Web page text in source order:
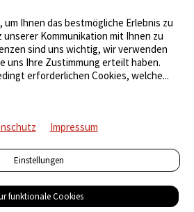
um Ihnen das bestmögliche Erlebnis zu
unserer Kommunikation mit Ihnen zu
sind uns wichtig, wir verwenden
uns Ihre Zustimmung erteilt haben.
erforderlichen Cookies, welche...
Impressum
Einstellungen
funktionale Cookies